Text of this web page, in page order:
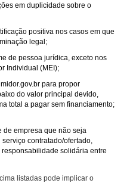
em duplicidade sobre o
positiva nos casos em que
legal;
de pessoa jurídica, exceto nos
Individual (MEI);
para propor
do valor principal devido,
total a pagar sem financiamento;
de empresa que não seja
contratado/ofertado,
solidária entre
listadas pode implicar o